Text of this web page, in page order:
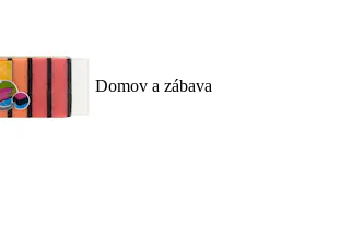
Domov a zábava